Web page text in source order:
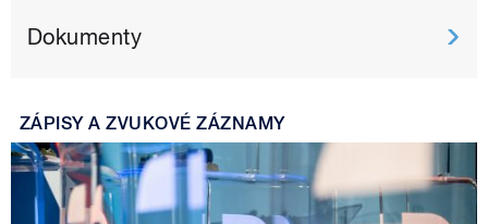
Dokumenty
ZÁPISY A ZVUKOVÉ ZÁZNAMY